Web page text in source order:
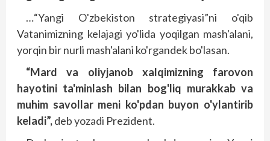
…“Yangi O'zbekiston strategiyasi”ni o'qib
Vatanimizning kelajagi yo'lida yoqilgan mash'alani,
yorqin bir nurli mash'alani ko'rgandek bo'lasan.
“Mard va oliyjanob xalqimizning farovon
hayotini ta'minlash bilan bog'liq murakkab va
muhim savollar meni ko'pdan buyon o'ylantirib
keladi”,deb yozadi Prezident.